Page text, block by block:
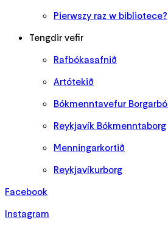
Pierwszy raz w bibliotece?
Tengdir vefir
Rafbókasafnið
Artótekið
Bókmenntavefur
Reykjavík Bókmenntaborg
Menningarkortið
Reykjavíkurborg
Facebook
Instagram